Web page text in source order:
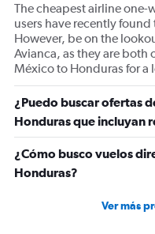
The cheapest airline
users have recently
However, be on the
Avianca, as they are both
México to Honduras for a
¿Puedo buscar ofertas
Honduras que incluyan
¿Cómo busco vuelos
Honduras?
Ver más